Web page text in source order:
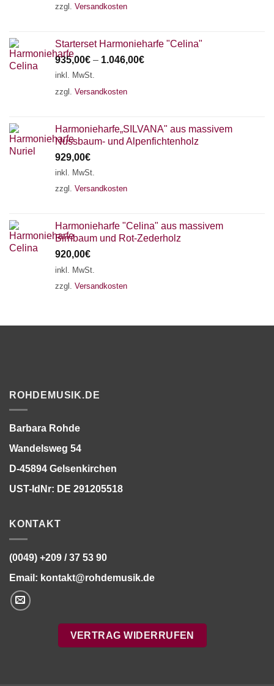
zzgl. Versandkosten
Starterset Harmonieharfe "Celina"
935,00€ – 1.046,00€
inkl. MwSt.
zzgl. Versandkosten
Harmonieharfe„SILVANA" aus massivem
Nussbaum- und Alpenfichtenholz
929,00€
inkl. MwSt.
zzgl. Versandkosten
Harmonieharfe "Celina" aus massivem
Birnbaum und Rot-Zederholz
920,00€
inkl. MwSt.
zzgl. Versandkosten
ROHDEMUSIK.DE
Barbara Rohde
Wandelsweg 54
D-45894 Gelsenkirchen
UST-IdNr: DE 291205518
KONTAKT
(0049) +209 / 37 53 90
Email: kontakt@rohdemusik.de
VERTRAG WIDERRUFEN